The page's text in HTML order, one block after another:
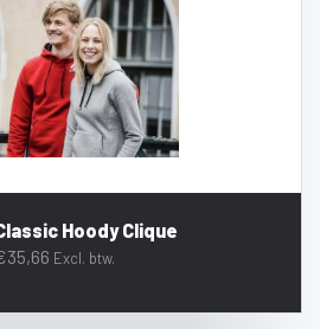
Hoody Clique
35,66 Excl. btw.